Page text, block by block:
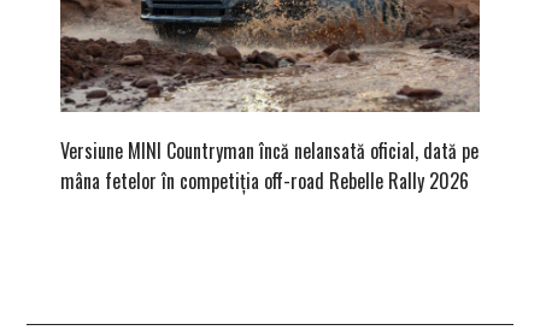
Versiune MINI Countryman încă nelansată oficial, dată pe
mâna fetelor în competiția off-road Rebelle Rally 2026